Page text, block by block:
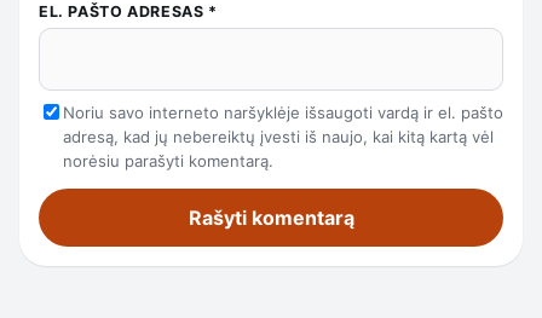
EL. PAŠTO ADRESAS *
Noriu savo interneto naršyklėje išsaugoti vardą ir el. pašto
adresą, kad jų nebereiktų įvesti iš naujo, kai kitą kartą vėl
norėsiu parašyti komentarą.